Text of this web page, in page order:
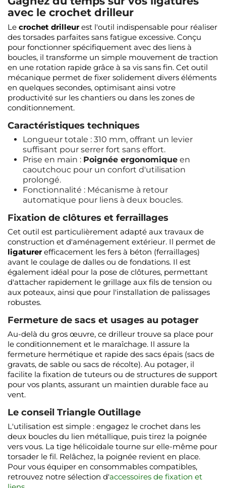
avec le crochet drilleur
Le crochet drilleurest l'outil indispensable pour réaliser
des torsades parfaites sans fatigue excessive. Conçu
pour fonctionner spécifiquement avec des liens à
boucles, il transforme un simple mouvement de traction
en une rotation rapide grâce à sa vis sans fin. Cet outil
mécanique permet de fixer solidement divers éléments
en quelques secondes, optimisant ainsi votre
productivité sur les chantiers ou dans les zones de
conditionnement.
Caractéristiques techniques
Longueur totale : 310 mm, offrant un levier
suffisant pour serrer fort sans effort.
Prise en main : Poignée ergonomique en
caoutchouc pour un confort d'utilisation
prolongé.
Fonctionnalité : Mécanisme à retour
automatique pour liens à deux boucles.
Fixation de clôtures et ferraillages
Cet outil est particulièrement adapté aux travaux de
construction et d'aménagement extérieur. Il permet de
ligaturerefficacement les fers à béton (ferraillages)
avant le coulage de dalles ou de fondations. Il est
également idéal pour la pose de clôtures, permettant
d'attacher rapidement le grillage aux fils de tension ou
aux poteaux, ainsi que pour l'installation de palissages
robustes.
Fermeture de sacs et usages au potager
Au-delà du gros œuvre, ce drilleur trouve sa place pour
le conditionnement et le maraîchage. Il assure la
fermeture hermétique et rapide des sacs épais (sacs de
gravats, de sable ou sacs de récolte). Au potager, il
facilite la fixation de tuteurs ou de structures de support
pour vos plants, assurant un maintien durable face au
vent.
Le conseil Triangle Outillage
L'utilisation est simple : engagez le crochet dans les
deux boucles du lien métallique, puis tirez la poignée
vers vous. La tige hélicoïdale tourne sur elle-même pour
torsader le fil. Relâchez, la poignée revient en place.
Pour vous équiper en consommables compatibles,
retrouvez notre sélection d'accessoires de fixation et